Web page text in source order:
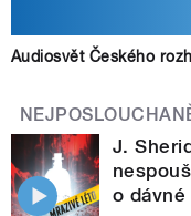
Audiosvět Českého
J.
o